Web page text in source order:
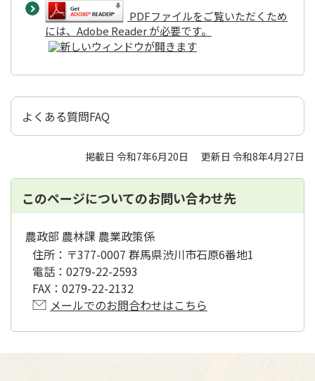
PDFファイルをご覧いただくため
には、Adobe Reader が必要です。
よくある質問FAQ
掲載日 令和7年6月20日 更新日 令和8年4月27日
このページについてのお問い合わせ先
農政部 農林課 農業政策係
住所： 〒377-0007 群馬県渋川市石原6番地1
電話： 0279-22-2593
FAX： 0279-22-2132
メールでのお問合わせはこちら